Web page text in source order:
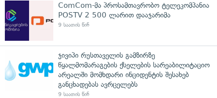
ComCom-მა პროსამთავრობო ტელეკომპანია
POSTV 2 500 ლარით დააჯარიმა
9 საათის წინ
ჯივიპი რუსთაველის გამზირზე
წყალმომარაგების ქსელების სარეაბილიტაციო
არეალში მომხდარი ინციდენტის შესახებ
განცხადებას ავრცელებს
9 საათის წინ